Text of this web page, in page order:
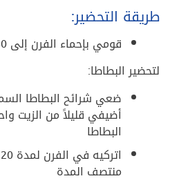
طريقة التحضير:
قومي بإحماء الفرن إلى 180 درجة مئوية
لتحضير البطاطا:
ضعي شرائح البطاطا
أضيفي قليلاً من الزيت
البطاطا
منتصف المدة